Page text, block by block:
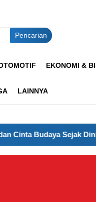
Pencarian
EKONOMI &
LAINNYA
Dini di Tangsel